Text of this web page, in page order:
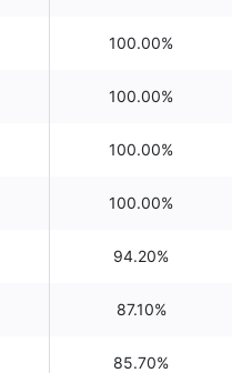
100.00%
100.00%
100.00%
100.00%
94.20%
87.10%
85.70%